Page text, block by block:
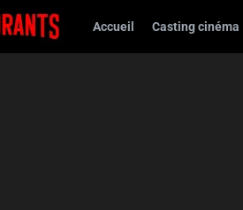
Accueil Casting cinéma